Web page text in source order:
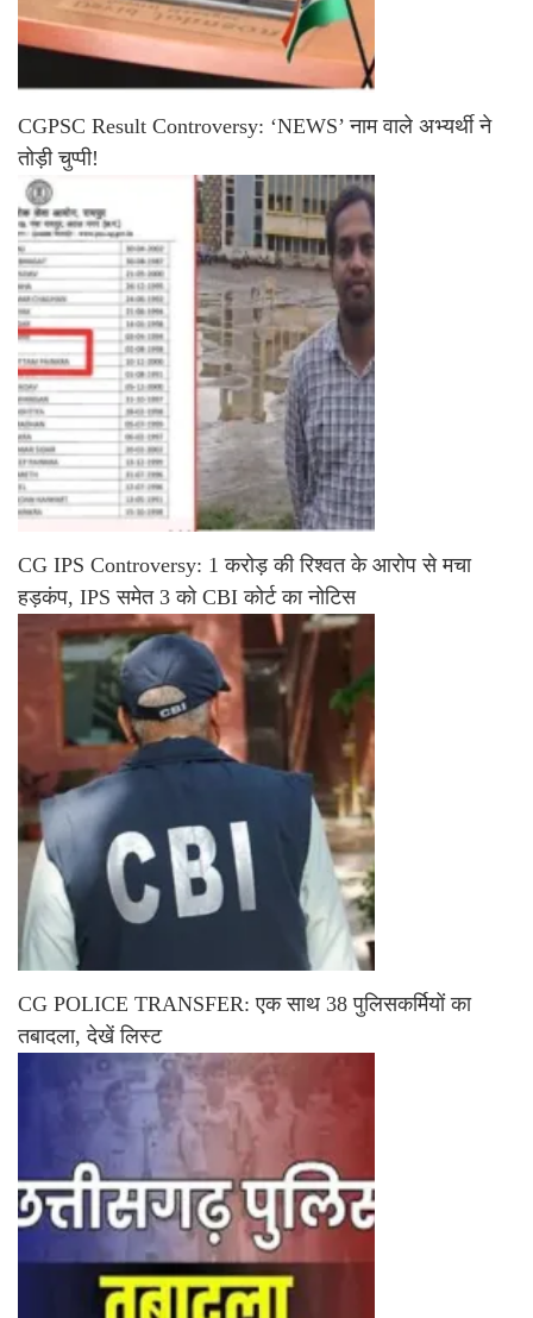
CGPSC Result Controversy: ‘NEWS’ नाम वाले अभ्यर्थी ने
तोड़ी चुप्पी!
CG IPS Controversy: 1 करोड़ की रिश्वत के आरोप से मचा
हड़कंप, IPS समेत 3 को CBI कोर्ट का नोटिस
CG POLICE TRANSFER: एक साथ 38 पुलिसकर्मियों का
तबादला, देखें लिस्ट